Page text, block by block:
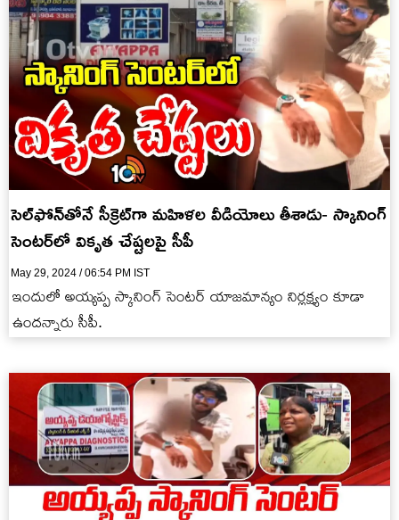
సెల్‌ఫోన్‌తోనే సీక్రెట్‌గా మహిళల వీడియోలు తీశాడు- స్కానింగ్
సెంటర్‌లో వికృత చేష్టలపై సీపీ
May 29, 2024 / 06:54 PM IST
ఇందులో అయ్యప్ప స్కానింగ్ సెంటర్ యాజమాన్యం నిర్లక్ష్యం కూడా
ఉందన్నారు సీపీ.